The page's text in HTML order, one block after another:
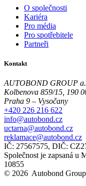
O společnosti
Kariéra
Pro média
Pro spotřebitele
Partneři
Kontakt
AUTOBOND GROUP
Kolbenova 859/15, 190
Praha 9 – Vysočany
+420 226 216 622
info@autobond.cz
uctarna@autobond.cz
reklamace@autobond.cz
IČ: 27567575, DIČ:
Společnost je zapsaná u
10855
© 2026 Autobond Group